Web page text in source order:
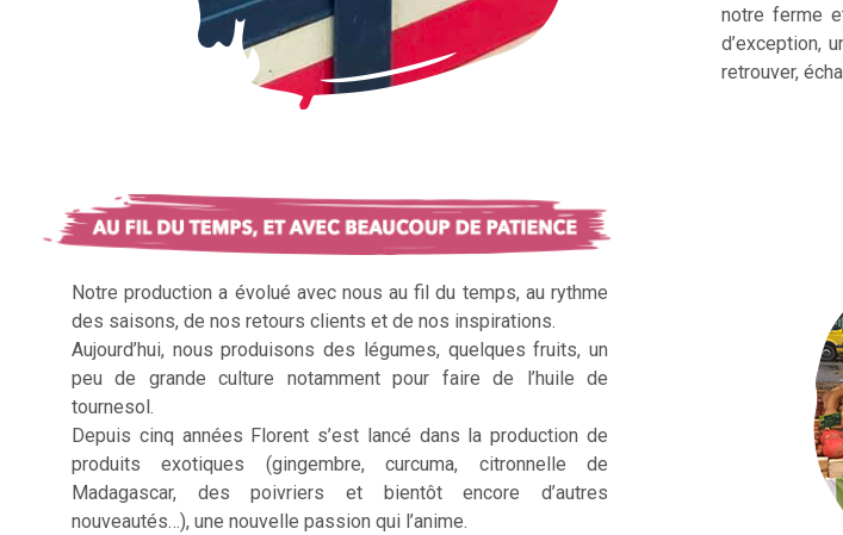
notre ferme
d’exception,
retrouver,
Notre production a évolué avec nous au fil du temps, au rythme
des saisons, de nos retours clients et de nos inspirations.
Aujourd’hui, nous produisons des légumes, quelques fruits, un
peu de grande culture notamment pour faire de l’huile de
tournesol.
Depuis cinq années Florent s’est lancé dans la production de
produits exotiques (gingembre, curcuma, citronnelle de
Madagascar, des poivriers et bientôt encore d’autres
nouveautés…), une nouvelle passion qui l’anime.